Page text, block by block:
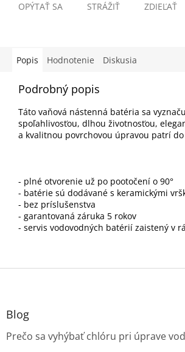
OPÝTAŤ SA STRÁŽIŤ ZDIEĽAŤ
Popis Hodnotenie Diskusia
Podrobný popis
Táto vaňová nástenná batéria sa
spoľahlivosťou, dlhou životnosťou,
a kvalitnou povrchovou úpravou patrí
- plné otvorenie už po pootočení o 90°
- batérie sú dodávané s keramickými
- bez príslušenstva
- garantovaná záruka 5 rokov
- servis vodovodných batérií zaistený v
Z
Blog
Prečo sa vyhýbať chlóru pri úprave